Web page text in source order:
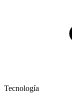
Tecnología